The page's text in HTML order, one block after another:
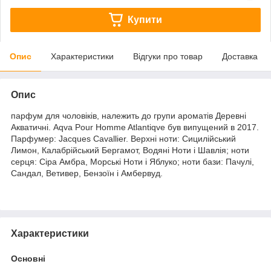
Купити
Опис Характеристики Відгуки про товар Доставка
Опис
парфум для чоловіків, належить до групи ароматів Деревні
Акватичні. Aqva Pour Homme Atlantiqve був випущений в 2017.
Парфумер: Jacques Cavallier. Верхні ноти: Сицилійський
Лимон, Калабрійський Бергамот, Водяні Ноти і Шавлія; ноти
серця: Сіра Амбра, Морські Ноти і Яблуко; ноти бази: Пачулі,
Сандал, Ветивер, Бензоїн і Амбервуд.
Характеристики
Основні